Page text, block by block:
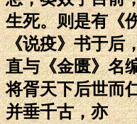
生死。则是有《
《说疫》书于后
直与《金匮》名
将胥天下后世而
并垂千古，亦